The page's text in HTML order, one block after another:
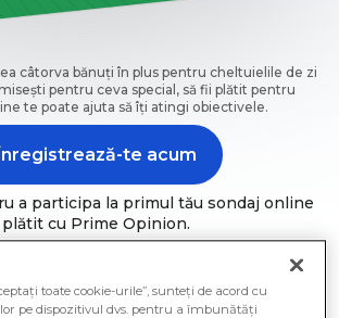
câtorva bănuți în plus pentru cheltuielile de zi
pentru ceva special, să fii plătit pentru
te poate ajuta să îți atingi obiectivele.
te acum
a participa la primul tău sondaj online
plătit cu Prime Opinion.
toate cookie-urile”, sunteți de acord cu
pe dispozitivul dvs. pentru a îmbunătăți